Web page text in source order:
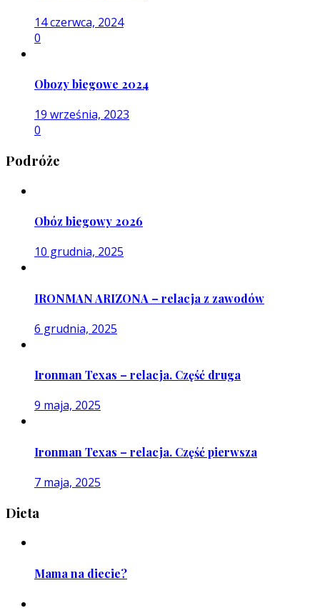
14 czerwca, 2024
0
Obozy biegowe 2024
19 września, 2023
0
Podróże
Obóz biegowy 2026
10 grudnia, 2025
IRONMAN ARIZONA – relacja z zawodów
6 grudnia, 2025
Ironman Texas – relacja. Część druga
9 maja, 2025
Ironman Texas – relacja. Część pierwsza
7 maja, 2025
Dieta
Mama na diecie?